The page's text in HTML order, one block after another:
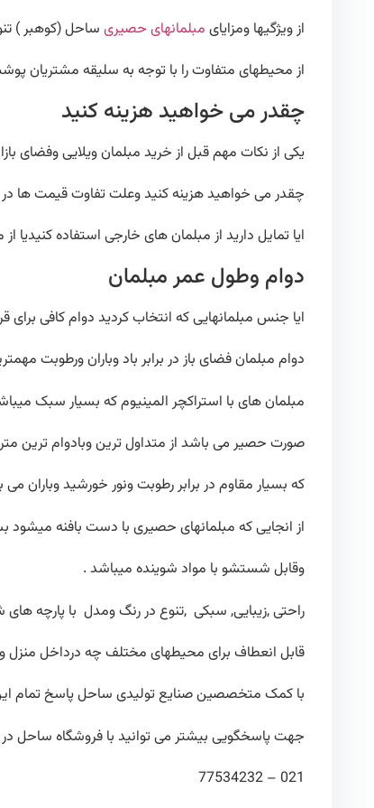
از ویژگیها ومزایای مبلمانهای حصیری ساحل (کوهبر )
از محیطهای متفاوت را با توجه به سلیقه مشتریان
چقدر می خواهید هزینه کنید
یکی از نکات مهم قبل از خرید مبلمان ویلایی وفضای
چقدر می خواهید هزینه کنید وعلت تفاوت قیمت
ایا تمایل دارید از مبلمان های خارجی استفاده
دوام وطول عمر مبلمان
ایا جنس مبلمانهایی که انتخاب کردید دوام کافی برای
دوام مبلمان فضای باز در برابر باد وباران ورطوبت
مبلمان های با استراکچر المینیوم که بسیار سبک
صورت حصیر می باشد از متداول ترین وبادوام ترین
که بسیار مقاوم در برابر رطوبت ونور خورشید وباران می
از انجایی که مبلمانهای حصیری با دست بافنه میشود
وقابل شستشو با مواد شوینده میباشد .
راحتی ,زیبایی, سبکی ,تنوع در رنگ ومدل با پارچه
قابل انعطاف برای محیطهای مختلف چه درداخل منزل
با کمک متخصصین صنایع تولیدی ساحل پاسخ تمام
جهت پاسخگویی بیشتر می توانید با فروشگاه ساحل
021 – 77534232